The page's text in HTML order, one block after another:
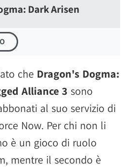
Dark Arisen
che Dragon's Dogma:
Alliance 3 sono
al suo servizio di
Now. Per chi non li
è un gioco di ruolo
mentre il secondo è